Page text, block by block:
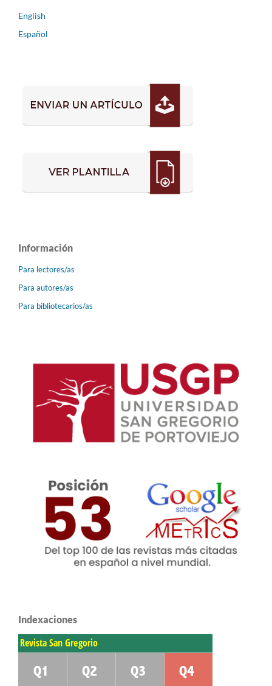
English
Español
Información
Para lectores/as
Para autores/as
Para bibliotecarios/as
Indexaciones